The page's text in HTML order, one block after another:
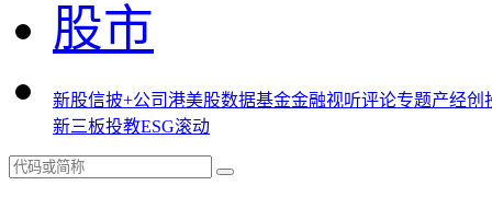
股市
新股信披+公司港美股数据基金金融视听评论专题产经创
新三板投教ESG滚动